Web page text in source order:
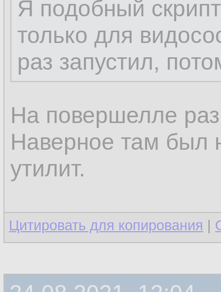
Я подобный
только для
раз запустил,
На повершелле
Наверное там был
утилит.
Цитировать для копирования |